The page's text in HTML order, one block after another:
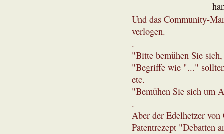
Und das Community-
verlogen.
.
"Bitte bemühen Sie
"Begriffe wie "..."
etc.
"Bemühen Sie sich um
.
Aber der Edelhetzer
Patentrezept "Debatten